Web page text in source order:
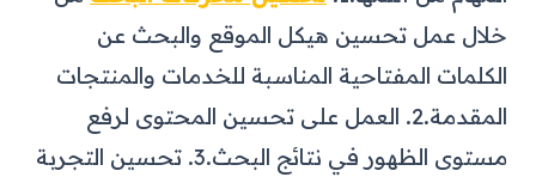
خلال عمل تحسين هيكل الموقع والبحث عن
الكلمات المفتاحية المناسبة للخدمات والمنتجات
المقدمة. 2. العمل على تحسين المحتوى لرفع
مستوى الظهور في نتائج البحث. 3. تحسين التجربة